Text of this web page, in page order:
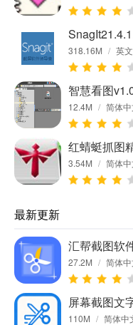
318.16M / 英文
智慧看图
12.4M / 简体中
红蜻蜓抓图
3.54M / 简体中
最新更新
汇帮截图软
27.2M / 简体中
屏幕截图文
110M / 简体中